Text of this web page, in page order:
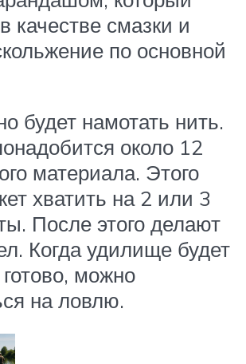
качестве смазки и
по основной
будет намотать нить.
около 12
материала. Этого
хватить на 2 или 3
После этого делают
Когда удилище будет
можно
на ловлю.